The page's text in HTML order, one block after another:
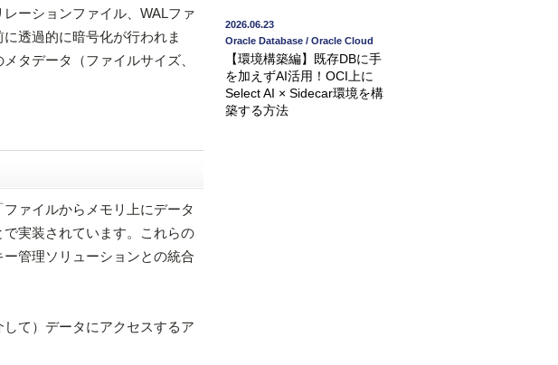
ーションファイル、WALファ
透過的に暗号化が行われま
タデータ（ファイルサイズ、
ァイルからメモリ上にデータ
実装されています。これらの
管理ソリューションとの統合
て）データにアクセスするア
2026.06.23
Oracle Database / Oracle Cloud
【環境構築編】既存DBに手
を加えずAI活用！OCI上に
Select AI × Sidecar環境を構
築する方法